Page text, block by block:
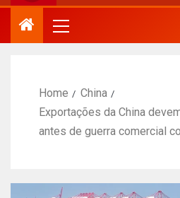
Home
China
Exportações da China
antes de guerra comercial